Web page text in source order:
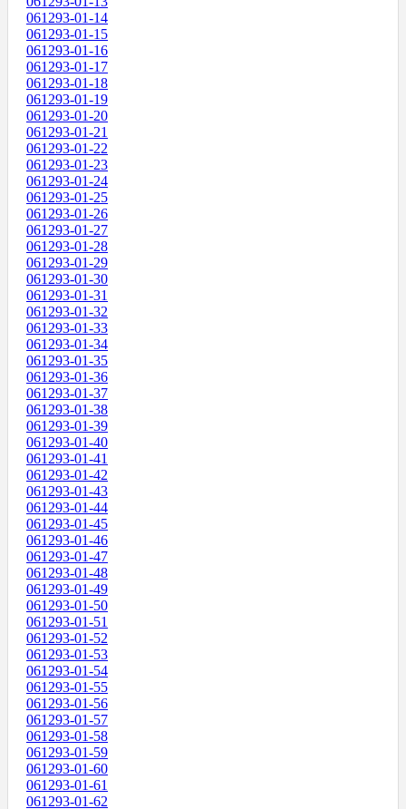
061293-01-14
061293-01-15
061293-01-16
061293-01-17
061293-01-18
061293-01-19
061293-01-20
061293-01-21
061293-01-22
061293-01-23
061293-01-24
061293-01-25
061293-01-26
061293-01-27
061293-01-28
061293-01-29
061293-01-30
061293-01-31
061293-01-32
061293-01-33
061293-01-34
061293-01-35
061293-01-36
061293-01-37
061293-01-38
061293-01-39
061293-01-40
061293-01-41
061293-01-42
061293-01-43
061293-01-44
061293-01-45
061293-01-46
061293-01-47
061293-01-48
061293-01-49
061293-01-50
061293-01-51
061293-01-52
061293-01-53
061293-01-54
061293-01-55
061293-01-56
061293-01-57
061293-01-58
061293-01-59
061293-01-60
061293-01-61
061293-01-62